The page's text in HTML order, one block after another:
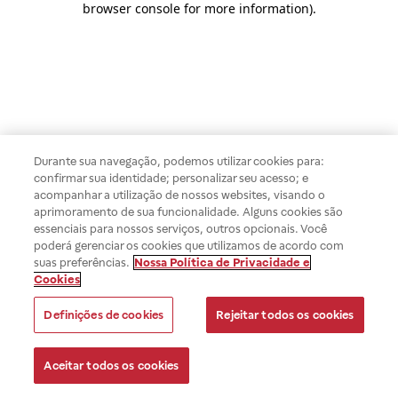
browser console for more information).
Durante sua navegação, podemos utilizar cookies para:
confirmar sua identidade; personalizar seu acesso; e
acompanhar a utilização de nossos websites, visando o
aprimoramento de sua funcionalidade. Alguns cookies são
essenciais para nossos serviços, outros opcionais. Você
poderá gerenciar os cookies que utilizamos de acordo com
suas preferências. Nossa Política de Privacidade e
Cookies
Definições de cookies Rejeitar todos os cookies
Aceitar todos os cookies